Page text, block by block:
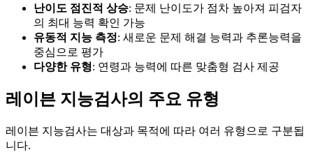
난이도 점진적 상승: 문제 난이도가 점차 높아져 피검자
의 최대 능력 확인 가능
유동적 지능 측정: 새로운 문제 해결 능력과 추론능력을
중심으로 평가
다양한 유형: 연령과 능력에 따른 맞춤형 검사 제공
레이븐 지능검사의 주요 유형
레이븐 지능검사는 대상과 목적에 따라 여러 유형으로 구분됩
니다.